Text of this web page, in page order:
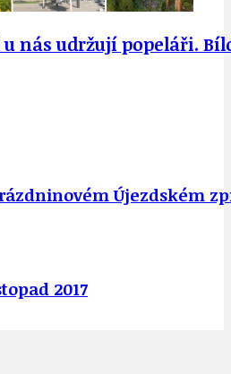
u nás udržují popeláři.
Újezdském
2017